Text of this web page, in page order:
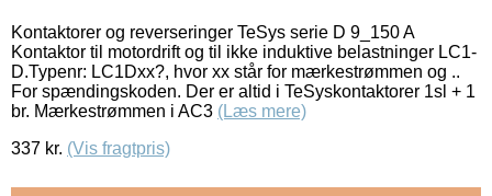
Kontaktorer og reverseringer TeSys serie D 9_150 A
Kontaktor til motordrift og til ikke induktive belastninger LC1-
D.Typenr: LC1Dxx?, hvor xx står for mærkestrømmen og ..
For spændingskoden. Der er altid i TeSyskontaktorer 1sl + 1
br. Mærkestrømmen i AC3 (Læs mere)
337 kr. (Vis fragtpris)